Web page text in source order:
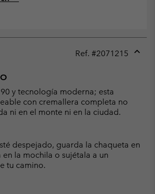
Ref. #2071215
y tecnología moderna; esta
con cremallera completa no
ni en el monte ni en la ciudad.
despejado, guarda la chaqueta en
la mochila o sujétala a un
tu camino.